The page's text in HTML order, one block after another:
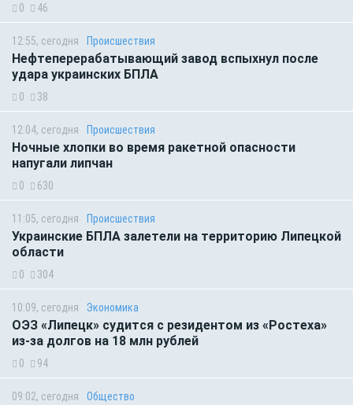
0 46
12:55, сегодня Происшествия
Нефтеперерабатывающий завод вспыхнул после
удара украинских БПЛА
0 38
12:04, сегодня Происшествия
Ночные хлопки во время ракетной опасности
напугали липчан
0 630
11:05, сегодня Происшествия
Украинские БПЛА залетели на территорию Липецкой
области
0 304
10:09, сегодня Экономика
ОЭЗ «Липецк» судится с резидентом из «Ростеха»
из-за долгов на 18 млн рублей
0 94
09:02, сегодня Общество